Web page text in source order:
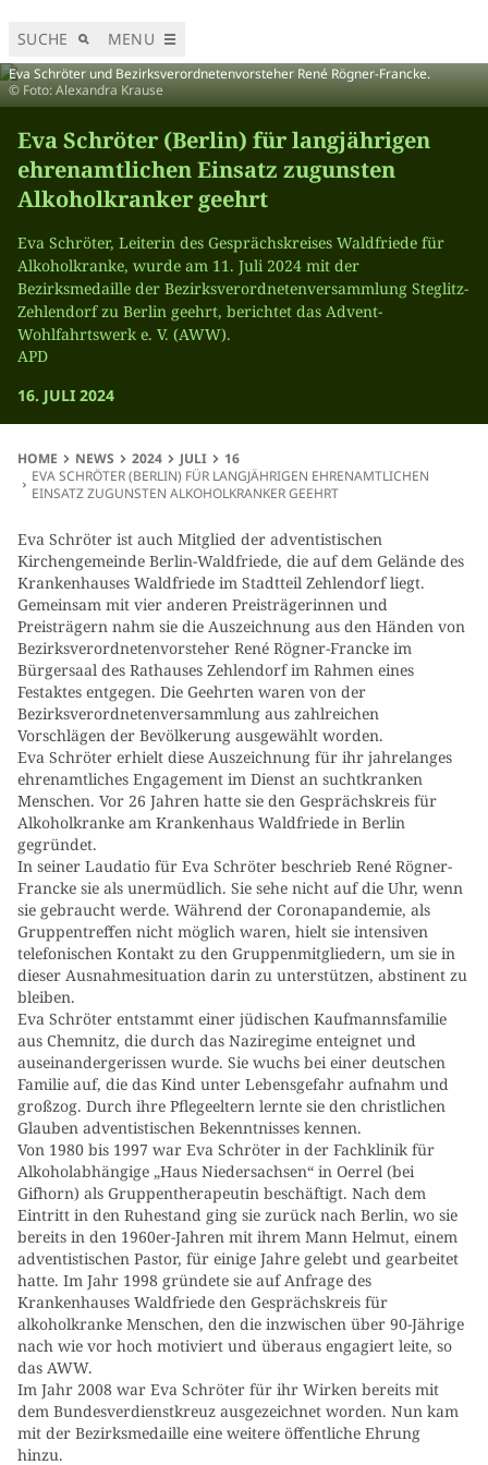
SUCHE MENU
Eva Schröter und Bezirksverordnetenvorsteher René Rögner-Francke.
© Foto: Alexandra Krause
Eva Schröter (Berlin) für langjährigen
ehrenamtlichen Einsatz zugunsten
Alkoholkranker geehrt
Eva Schröter, Leiterin des Gesprächskreises Waldfriede für
Alkoholkranke, wurde am 11. Juli 2024 mit der
Bezirksmedaille der Bezirksverordnetenversammlung Steglitz-
Zehlendorf zu Berlin geehrt, berichtet das Advent-
Wohlfahrtswerk e. V. (AWW).
APD
16. JULI 2024
HOME NEWS 2024 JULI
16
EVA SCHRÖTER (BERLIN) FÜR LANGJÄHRIGEN EHRENAMTLICHEN
EINSATZ ZUGUNSTEN ALKOHOLKRANKER GEEHRT
Eva Schröter ist auch Mitglied der adventistischen
Kirchengemeinde Berlin-Waldfriede, die auf dem Gelände des
Krankenhauses Waldfriede im Stadtteil Zehlendorf liegt.
Gemeinsam mit vier anderen Preisträgerinnen und
Preisträgern nahm sie die Auszeichnung aus den Händen von
Bezirksverordnetenvorsteher René Rögner-Francke im
Bürgersaal des Rathauses Zehlendorf im Rahmen eines
Festaktes entgegen. Die Geehrten waren von der
Bezirksverordnetenversammlung aus zahlreichen
Vorschlägen der Bevölkerung ausgewählt worden.
Eva Schröter erhielt diese Auszeichnung für ihr jahrelanges
ehrenamtliches Engagement im Dienst an suchtkranken
Menschen. Vor 26 Jahren hatte sie den Gesprächskreis für
Alkoholkranke am Krankenhaus Waldfriede in Berlin
gegründet.
In seiner Laudatio für Eva Schröter beschrieb René Rögner-
Francke sie als unermüdlich. Sie sehe nicht auf die Uhr, wenn
sie gebraucht werde. Während der Coronapandemie, als
Gruppentreffen nicht möglich waren, hielt sie intensiven
telefonischen Kontakt zu den Gruppenmitgliedern, um sie in
dieser Ausnahmesituation darin zu unterstützen, abstinent zu
bleiben.
Eva Schröter entstammt einer jüdischen Kaufmannsfamilie
aus Chemnitz, die durch das Naziregime enteignet und
auseinandergerissen wurde. Sie wuchs bei einer deutschen
Familie auf, die das Kind unter Lebensgefahr aufnahm und
großzog. Durch ihre Pflegeeltern lernte sie den christlichen
Glauben adventistischen Bekenntnisses kennen.
Von 1980 bis 1997 war Eva Schröter in der Fachklinik für
Alkoholabhängige „Haus Niedersachsen“ in Oerrel (bei
Gifhorn) als Gruppentherapeutin beschäftigt. Nach dem
Eintritt in den Ruhestand ging sie zurück nach Berlin, wo sie
bereits in den 1960er-Jahren mit ihrem Mann Helmut, einem
adventistischen Pastor, für einige Jahre gelebt und gearbeitet
hatte. Im Jahr 1998 gründete sie auf Anfrage des
Krankenhauses Waldfriede den Gesprächskreis für
alkoholkranke Menschen, den die inzwischen über 90-Jährige
nach wie vor hoch motiviert und überaus engagiert leite, so
das AWW.
Im Jahr 2008 war Eva Schröter für ihr Wirken bereits mit
dem Bundesverdienstkreuz ausgezeichnet worden. Nun kam
mit der Bezirksmedaille eine weitere öffentliche Ehrung
hinzu.